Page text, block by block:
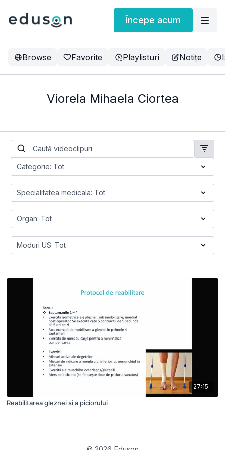
Începe acum
Browse Favorite Playlisturi Notițe
Viorela Mihaela Ciortea
27:15
Reabilitarea gleznei si a piciorului